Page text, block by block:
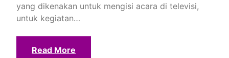
yang dikenakan untuk mengisi acara di televisi,
untuk kegiatan…
Read More